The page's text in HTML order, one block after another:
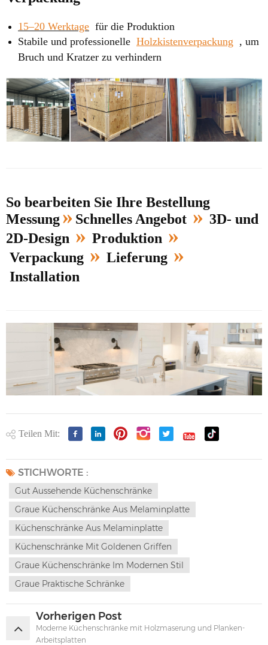
15–20 Werktage für die Produktion
Stabile und professionelle Holzkistenverpackung , um
Bruch und Kratzer zu verhindern
So bearbeiten Sie Ihre Bestellung
Messung» Schnelles Angebot » 3D- und
2D-Design » Produktion »
Verpackung » Lieferung »
Installation
Teilen Mit:
STICHWORTE :
Gut Aussehende Küchenschränke
Graue Küchenschränke Aus Melaminplatte
Küchenschränke Aus Melaminplatte
Küchenschränke Mit Goldenen Griffen
Graue Küchenschränke Im Modernen Stil
Graue Praktische Schränke
Vorherigen Post
Moderne Küchenschränke mit Holzmaserung und Planken-
Arbeitsplatten